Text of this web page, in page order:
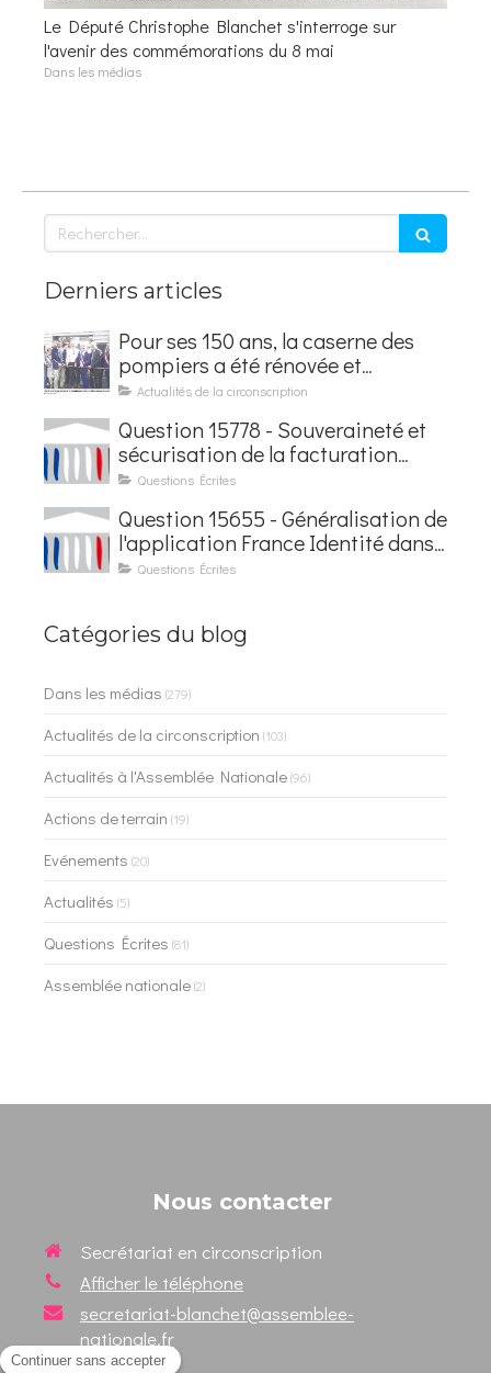
Le Député Christophe Blanchet s'interroge sur
l'avenir des commémorations du 8 mai
Dans les médias
Rechercher
Derniers articles
Pour ses 150 ans, la caserne des
pompiers a été rénovée et
baptisée au nom d'Hubert
Actualités de la circonscription
Question 15778 - Souveraineté et
sécurisation de la facturation
électronique
Questions Écrites
Question 15655 - Généralisation de
l'application France Identité dans
les contrôles du quotidien
Questions Écrites
Catégories du blog
Dans les médias (279)
Actualités de la circonscription (103)
Actualités à l'Assemblée Nationale(96)
Actions de terrain (19)
Evénements (20)
Actualités (5)
Questions Écrites (81)
Assemblée nationale(2)
Nous contacter
Secrétariat en circonscription
Afficher le téléphone
secretariat-blanchet@assemblee-
nationale.fr